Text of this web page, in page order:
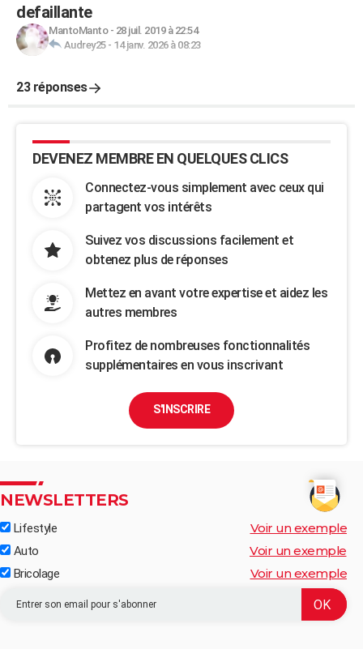
defaillante
MantoManto- 28 juil. 2019 à 22:54
Audrey25- 14 janv. 2026 à 08:23
23 réponses
DEVENEZ MEMBRE EN QUELQUES CLICS
Connectez-vous simplement avec ceux qui
partagent vos intérêts
Suivez vos discussions facilement et
obtenez plus de réponses
Mettez en avant votre expertise et aidez les
autres membres
Profitez de nombreuses fonctionnalités
supplémentaires en vous inscrivant
S'INSCRIRE
NEWSLETTERS
Lifestyle Voir un exemple
Auto Voir un exemple
Bricolage Voir un exemple